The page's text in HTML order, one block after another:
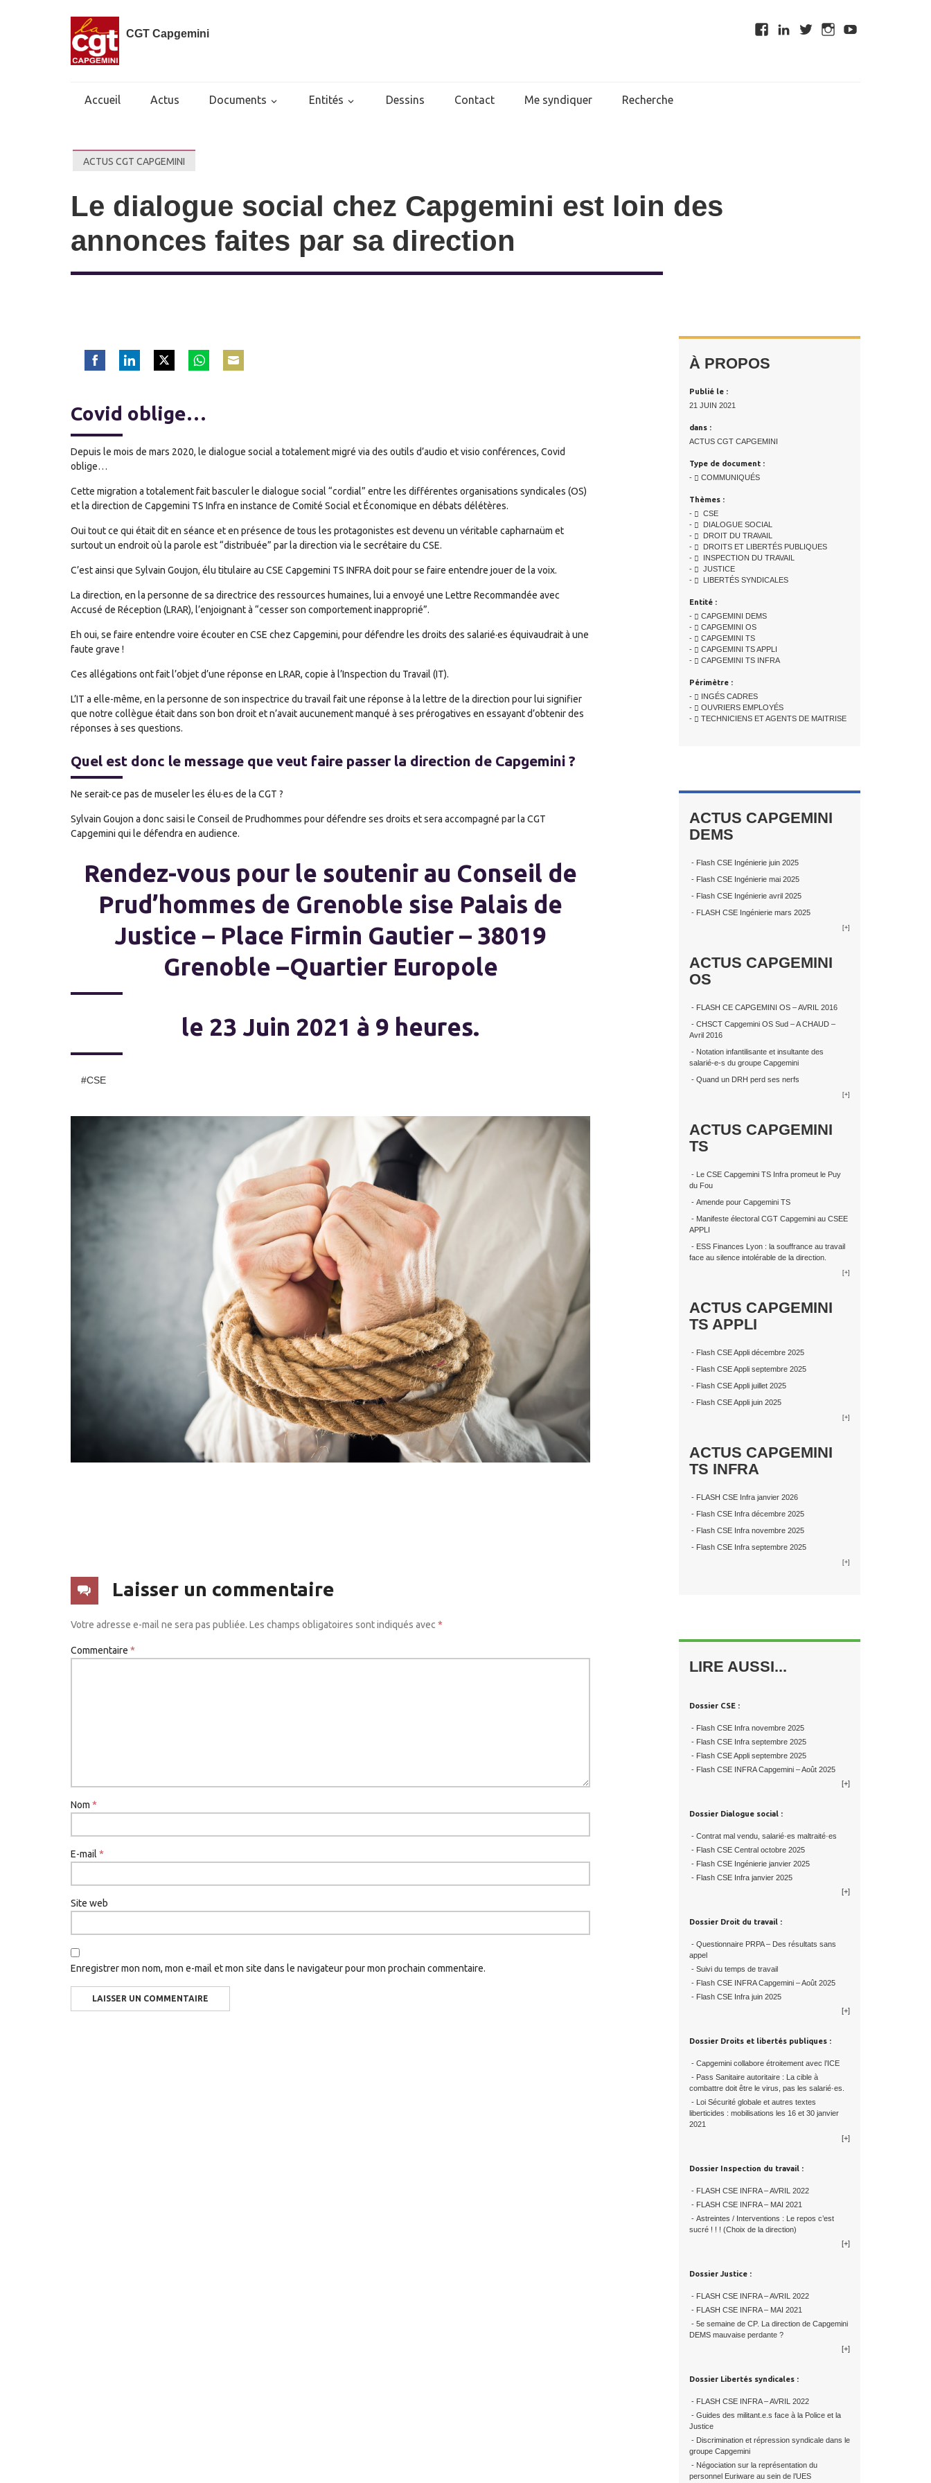
CGT Capgemini
Accueil Actus Documents Entités Dessins Contact Me syndiquer Recherche
ACTUS CGT CAPGEMINI
Le dialogue social chez Capgemini est loin des
annonces faites par sa direction
FacebookLinkedInTwitter
Covid oblige…
Depuis le mois de mars 2020, le dialogue social a totalement migré via des outils d’audio et visio conférences, Covid
oblige…
Cette migration a totalement fait basculer le dialogue social “cordial” entre les différentes organisations syndicales (OS)
et la direction de Capgemini TS Infra en instance de Comité Social et Économique en débats délétères.
Oui tout ce qui était dit en séance et en présence de tous les protagonistes est devenu un véritable capharnaüm et
surtout un endroit où la parole est “distribuée” par la direction via le secrétaire du CSE.
C’est ainsi que Sylvain Goujon, élu titulaire au CSE Capgemini TS INFRA doit pour se faire entendre jouer de la voix.
La direction, en la personne de sa directrice des ressources humaines, lui a envoyé une Lettre Recommandée avec
Accusé de Réception (LRAR), l’enjoignant à “cesser son comportement inapproprié”.
Eh oui, se faire entendre voire écouter en CSE chez Capgemini, pour défendre les droits des salarié·es équivaudrait à une
faute grave !
Ces allégations ont fait l’objet d’une réponse en LRAR, copie à l’Inspection du Travail (IT).
L’IT a elle-même, en la personne de son inspectrice du travail fait une réponse à la lettre de la direction pour lui signifier
que notre collègue était dans son bon droit et n’avait aucunement manqué à ses prérogatives en essayant d’obtenir des
réponses à ses questions.
Quel est donc le message que veut faire passer la direction de Capgemini ?
Ne serait-ce pas de museler les élu·es de la CGT ?
Sylvain Goujon a donc saisi le Conseil de Prudhommes pour défendre ses droits et sera accompagné par la CGT
Capgemini qui le défendra en audience.
Rendez-vous pour le soutenir au Conseil de
Prud’hommes de Grenoble sise Palais de
Justice – Place Firmin Gautier – 38019
Grenoble –Quartier Europole
le 23 Juin 2021 à 9 heures.
#CSE
Laisser un commentaire
Votre adresse e-mail ne sera pas publiée. Les champs obligatoires sont indiqués avec *
Commentaire *
Nom *
E-mail *
Site web
Enregistrer mon nom, mon e-mail et mon site dans le navigateur pour mon prochain commentaire.
À PROPOS
Publié le :
21 JUIN 2021
dans :
ACTUS CGT CAPGEMINI
Type de document :
-
COMMUNIQUÉS
Thèmes :
-
CSE
-
DIALOGUE SOCIAL
-
DROIT DU TRAVAIL
-
DROITS ET LIBERTÉS PUBLIQUES
-
INSPECTION DU TRAVAIL
-
JUSTICE
-
LIBERTÉS SYNDICALES
Entité :
-
CAPGEMINI DEMS
-
CAPGEMINI OS
-
CAPGEMINI TS
-
CAPGEMINI TS APPLI
-
CAPGEMINI TS INFRA
Périmètre :
-
INGÉS CADRES
-
OUVRIERS EMPLOYÉS
-
TECHNICIENS ET AGENTS DE MAITRISE
ACTUS CAPGEMINI
DEMS
- Flash CSE Ingénierie juin 2025
- Flash CSE Ingénierie mai 2025
- Flash CSE Ingénierie avril 2025
- FLASH CSE Ingénierie mars 2025
[+]
ACTUS CAPGEMINI
OS
- FLASH CE CAPGEMINI OS – AVRIL 2016
- CHSCT Capgemini OS Sud – A CHAUD –
Avril 2016
- Notation infantilisante et insultante des
salarié-e-s du groupe Capgemini
- Quand un DRH perd ses nerfs
[+]
ACTUS CAPGEMINI
TS
- Le CSE Capgemini TS Infra promeut le Puy
du Fou
- Amende pour Capgemini TS
- Manifeste électoral CGT Capgemini au CSEE
APPLI
- ESS Finances Lyon : la souffrance au travail
face au silence intolérable de la direction.
[+]
ACTUS CAPGEMINI
TS APPLI
- Flash CSE Appli décembre 2025
- Flash CSE Appli septembre 2025
- Flash CSE Appli juillet 2025
- Flash CSE Appli juin 2025
[+]
ACTUS CAPGEMINI
TS INFRA
- FLASH CSE Infra janvier 2026
- Flash CSE Infra décembre 2025
- Flash CSE Infra novembre 2025
- Flash CSE Infra septembre 2025
[+]
LIRE AUSSI...
Dossier CSE :
- Flash CSE Infra novembre 2025
- Flash CSE Infra septembre 2025
- Flash CSE Appli septembre 2025
- Flash CSE INFRA Capgemini – Août 2025
[+]
Dossier Dialogue social :
- Contrat mal vendu, salarié·es maltraité·es
- Flash CSE Central octobre 2025
- Flash CSE Ingénierie janvier 2025
- Flash CSE Infra janvier 2025
[+]
Dossier Droit du travail :
- Questionnaire PRPA – Des résultats sans
appel
- Suivi du temps de travail
- Flash CSE INFRA Capgemini – Août 2025
- Flash CSE Infra juin 2025
[+]
Dossier Droits et libertés publiques :
- Capgemini collabore étroitement avec l’ICE
- Pass Sanitaire autoritaire : La cible à
combattre doit être le virus, pas les salarié·es.
- Loi Sécurité globale et autres textes
liberticides : mobilisations les 16 et 30 janvier
2021
[+]
Dossier Inspection du travail :
- FLASH CSE INFRA – AVRIL 2022
- FLASH CSE INFRA – MAI 2021
- Astreintes / Interventions : Le repos c’est
sucré ! ! ! (Choix de la direction)
[+]
Dossier Justice :
- FLASH CSE INFRA – AVRIL 2022
- FLASH CSE INFRA – MAI 2021
- 5e semaine de CP. La direction de Capgemini
DEMS mauvaise perdante ?
[+]
Dossier Libertés syndicales :
- FLASH CSE INFRA – AVRIL 2022
- Guides des militant.e.s face à la Police et la
Justice
- Discrimination et répression syndicale dans le
groupe Capgemini
- Négociation sur la représentation du
personnel Euriware au sein de l’UES